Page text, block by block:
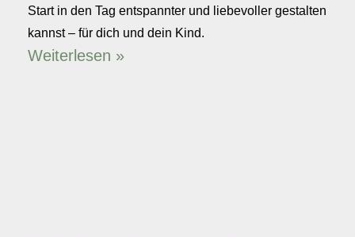
Start in den Tag entspannter und liebevoller gestalten
kannst – für dich und dein Kind.
Weiterlesen »